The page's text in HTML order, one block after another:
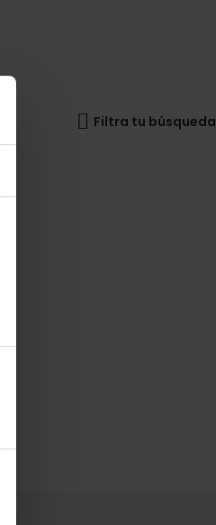
Filtra tu búsqueda